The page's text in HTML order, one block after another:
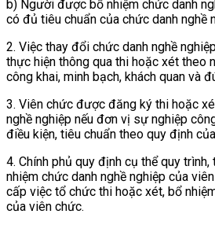
b) Người được bổ nhiệm chức danh
có đủ tiêu chuẩn của chức danh nghề
2. Việc thay đổi chức danh nghề
thực hiện thông qua thi hoặc xét theo
công khai, minh bạch, khách quan và
3. Viên chức được đăng ký thi hoặc
nghề nghiệp nếu đơn vị sự nghiệp
điều kiện, tiêu chuẩn theo quy định
4. Chính phủ quy định cụ thể quy
nhiệm chức danh nghề nghiệp của
cấp việc tổ chức thi hoặc xét, bổ
của viên chức.